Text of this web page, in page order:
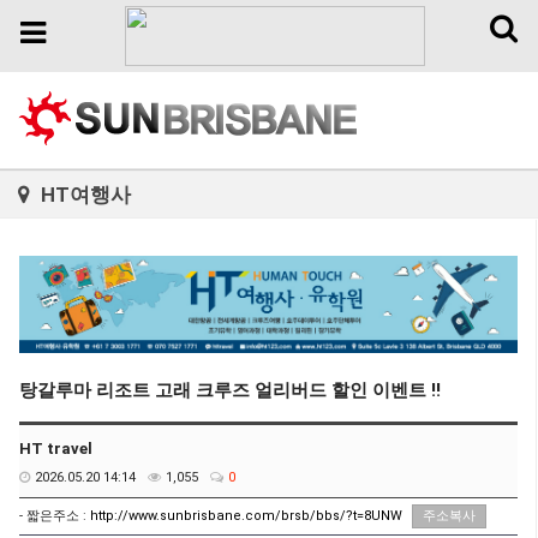
Toggle
Toggle
HT여행사
탕갈루마 리조트 고래 크루즈 얼리버드 할인 이벤트 !!
HT travel
2026.05.20 14:14 1,055 0
- 짧은주소 : http://www.sunbrisbane.com/brsb/bbs/?t=8UNW 주소복사